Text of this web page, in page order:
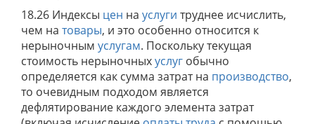
18.26 Индексы цен на услуги труднее исчислить,
чем на товары, и это особенно относится к
нерыночным услугам. Поскольку текущая
стоимость нерыночныхуслуг обычно
определяется как сумма затрат на производство,
то очевидным подходом является
дефлятирование каждого элемента затрат